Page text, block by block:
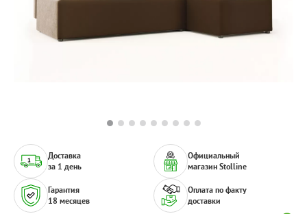
Доставка
за 1 день
Гарантия
18 месяцев
Официальный
магазин Stolline
Оплата по факту
доставки